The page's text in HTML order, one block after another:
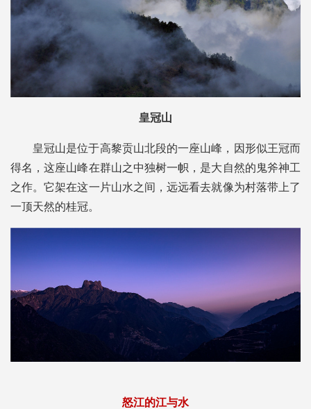
皇冠山
皇冠山是位于高黎贡山北段的一座山峰，因形似王冠而
得名，这座山峰在群山之中独树一帜，是大自然的鬼斧神工
之作。它架在这一片山水之间，远远看去就像为村落带上了
一顶天然的桂冠。
怒江的江与水